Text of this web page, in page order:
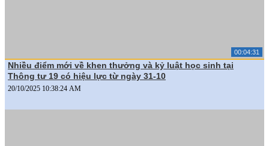
00:04:31
Nhiều điểm mới về khen thưởng và kỷ luật học sinh tại
Thông tư 19 có hiệu lực từ ngày 31-10
20/10/2025 10:38:24 AM